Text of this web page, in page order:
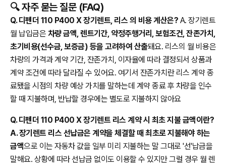
🔍 자주 묻는 질문 (FAQ)
Q. 디펜더 110 P400 X 장기렌트, 리스 의 비용 계산은? A. 장기렌트
월 납입금은 차량 금액, 렌트기간, 약정주행거리, 보험조건, 잔존가치,
초기비용(선수금, 보증금) 등을 고려하여 산출돼요. 리스의 월 비용은
차량의 가격과 계약 기간, 잔존가치, 이자율에 따라 결정되서 상품과
계약 조건에 따라 달라질 수 있어요. 여기서 잔존가치란 리스 계약 종
료됐을 시점의 차량 예상 가치를 말하는데 계약 종료 후 차량을 인수
할 때 지불하며, 반납할 경우에는 별도로 지불하지 않아요
Q. 디펜더 110 P400 X 장기렌트 리스 계약 시 최초 지불 금액이란?
A. 장기렌트 리스 선납금은 계약을 체결할 때 최초로 지불해야 하는
금액으로 이는 자동차 값을 일부 미리 지불하는 말 그대로 '선'납금을
말해요. 상황에 따라 선납금 없이도 이용할 수 있지만 그럴 경우 월 렌